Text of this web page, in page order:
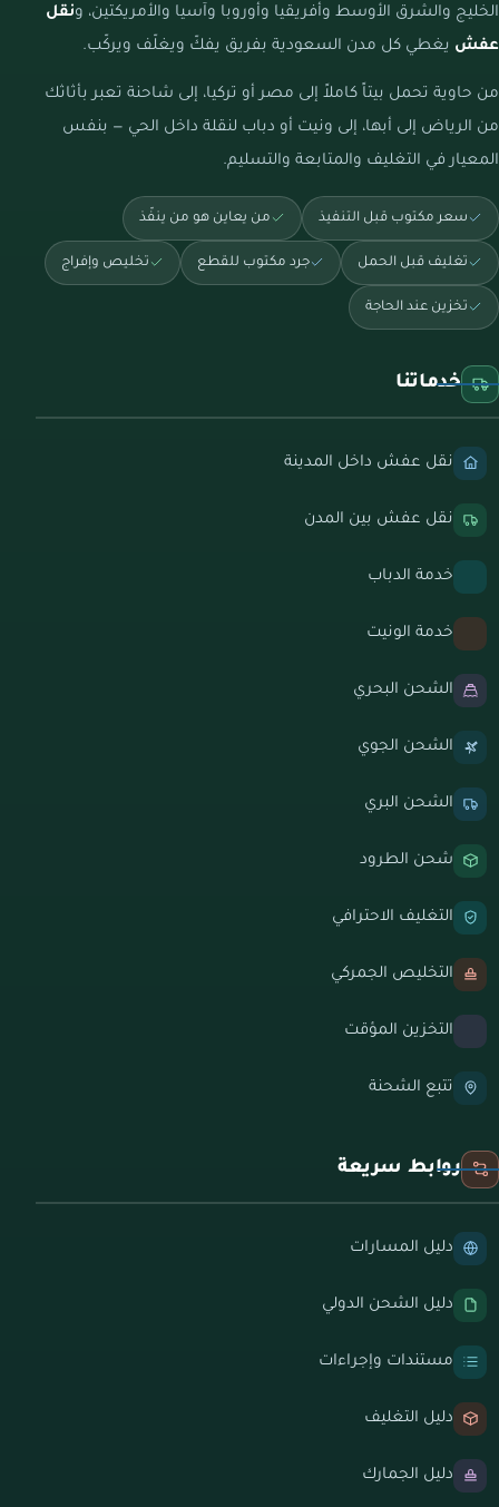
الخليج والشرق الأوسط وأفريقيا وأوروبا وآسيا والأمريكتين، ونقل
عفش يغطي كل مدن السعودية بفريق يفكّ ويغلّف ويركّب.
من حاوية تحمل بيتاً كاملاً إلى مصر أو تركيا، إلى شاحنة تعبر بأثاثك
من الرياض إلى أبها، إلى ونيت أو دباب لنقلة داخل الحي — بنفس
المعيار في التغليف والمتابعة والتسليم.
سعر مكتوب قبل التنفيذ من يعاين هو من ينفّذ
تغليف قبل الحمل جرد مكتوب للقطع تخليص وإفراج
تخزين عند الحاجة
خدماتنا
نقل عفش داخل المدينة
نقل عفش بين المدن
خدمة الدباب
خدمة الونيت
الشحن البحري
الشحن الجوي
الشحن البري
شحن الطرود
التغليف الاحترافي
التخليص الجمركي
التخزين المؤقت
تتبع الشحنة
روابط سريعة
دليل المسارات
دليل الشحن الدولي
مستندات وإجراءات
دليل التغليف
دليل الجمارك